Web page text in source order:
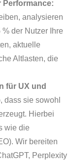
Performance:
analysieren
der Nutzer Ihre
aktuelle
Altlasten, die
für UX und
dass sie sowohl
Hierbei
wie die
Wir bereiten
Perplexity